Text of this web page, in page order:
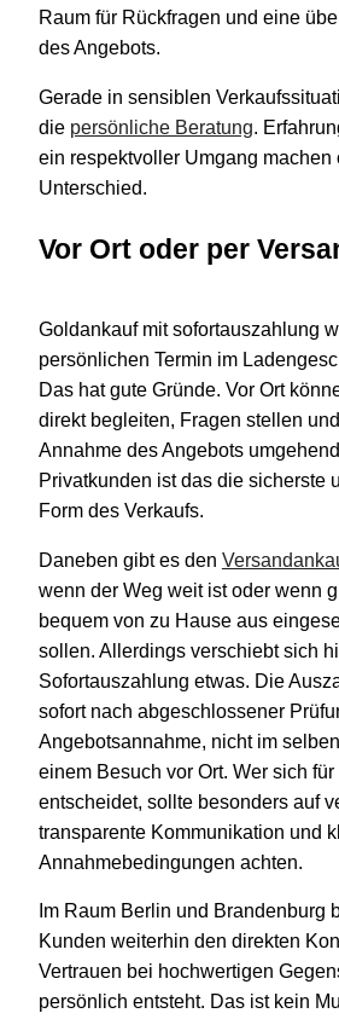
Raum für Rückfragen und eine
des Angebots.
Gerade in sensiblen
die persönliche Beratung.
ein respektvoller Umgang machen
Unterschied.
Vor Ort oder per
Goldankauf mit sofortauszahlung
persönlichen Termin im
Das hat gute Gründe. Vor Ort
direkt begleiten, Fragen stellen
Annahme des Angebots
Privatkunden ist das die sicherste
Form des Verkaufs.
Daneben gibt es den
wenn der Weg weit ist oder wenn
bequem von zu Hause aus
sollen. Allerdings verschiebt sich
Sofortauszahlung etwas. Die
sofort nach abgeschlossener
Angebotsannahme, nicht im
einem Besuch vor Ort. Wer sich für
entscheidet, sollte besonders auf
transparente Kommunikation und
Annahmebedingungen achten.
Im Raum Berlin und Brandenburg
Kunden weiterhin den direkten
Vertrauen bei hochwertigen
persönlich entsteht. Das ist kein